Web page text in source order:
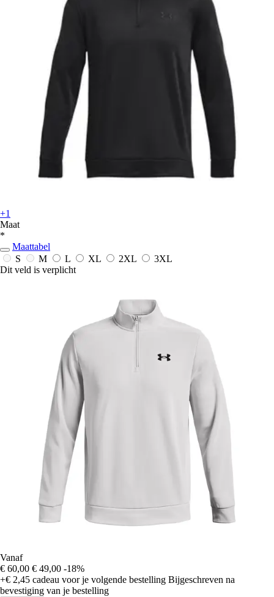
+1
Maat
*
Maattabel
S
M L XL 2XL
3XL
Dit veld is verplicht
Vanaf
€ 60,00 € 49,00 -18%
+€ 2,45 cadeau voor je volgende bestelling Bijgeschreven na
bevestiging van je bestelling